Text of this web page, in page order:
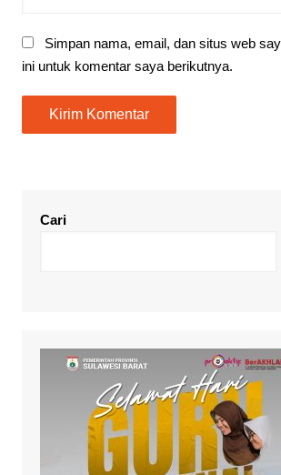
Simpan nama, email, dan situs web
ini untuk komentar saya berikutnya.
Cari